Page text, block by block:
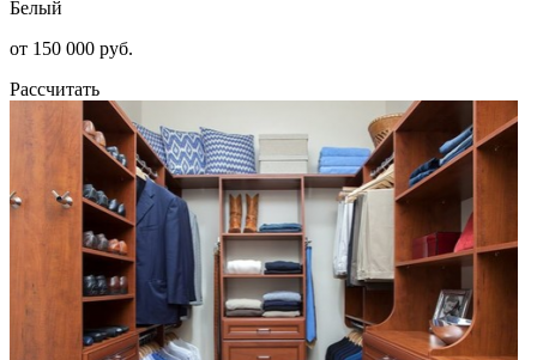
Белый
от 150 000 руб.
Рассчитать